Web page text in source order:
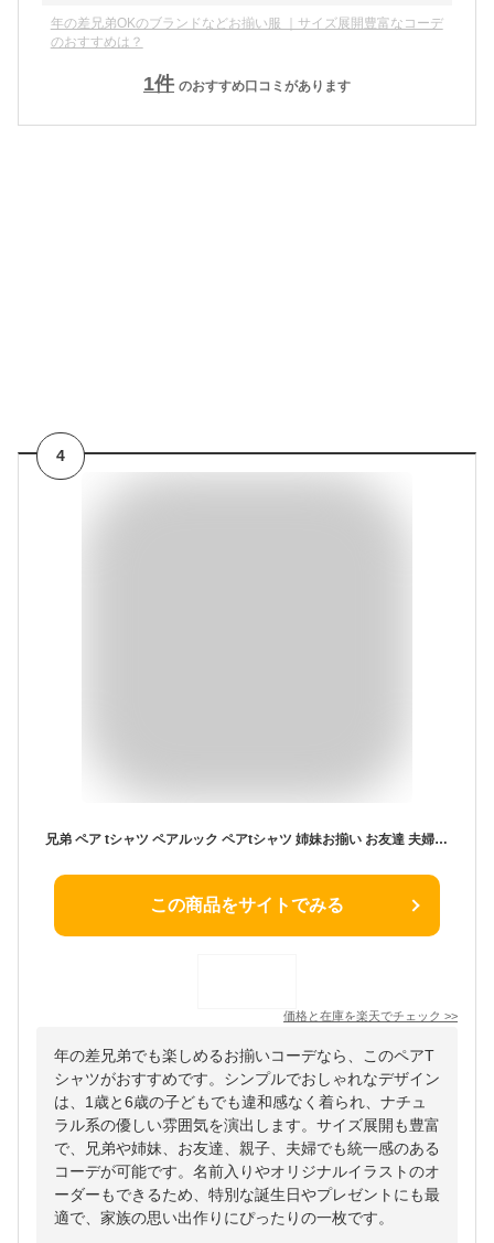
年の差兄弟OKのブランドなどお揃い服 ｜サイズ展開豊富なコーデ
のおすすめは？
1件 のおすすめ口コミがあります
4
兄弟 ペア tシャツ ペアルック ペアtシャツ 姉妹お揃い お友達 夫婦 親子 家族 お揃いtシャツ 文字tシャツ オリジナルtシャツ キッズ おしゃれ シンプル グッズ メンズ レディース 子供 オーダー オリジナル プレゼント 誕生日 名入れ イラスト 名前入り なかよし
この商品をサイトでみる
価格と在庫を楽天でチェック >>
年の差兄弟でも楽しめるお揃いコーデなら、このペアT
シャツがおすすめです。シンプルでおしゃれなデザイン
は、1歳と6歳の子どもでも違和感なく着られ、ナチュ
ラル系の優しい雰囲気を演出します。サイズ展開も豊富
で、兄弟や姉妹、お友達、親子、夫婦でも統一感のある
コーデが可能です。名前入りやオリジナルイラストのオ
ーダーもできるため、特別な誕生日やプレゼントにも最
適で、家族の思い出作りにぴったりの一枚です。